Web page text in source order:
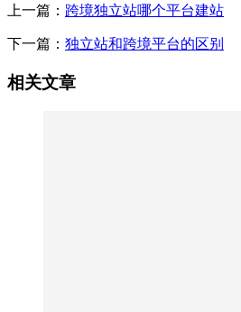
上一篇： 跨境独立站哪个平台建站
下一篇： 独立站和跨境平台的区别
相关文章